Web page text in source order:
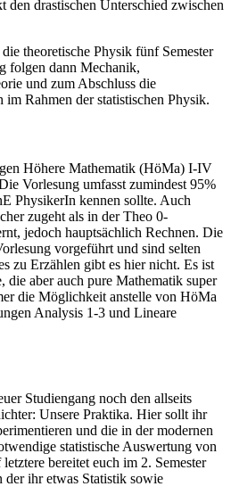
den drastischen Unterschied zwischen
theoretische Physik fünf Semester
folgen dann Mechanik,
und zum Abschluss die
Rahmen der statistischen Physik.
Höhere Mathematik (HöMa) I-IV
Vorlesung umfasst zumindest 95%
PhysikerIn kennen sollte. Auch
zugeht als in der Theo 0-
jedoch hauptsächlich Rechnen. Die
vorgeführt und sind selten
zu Erzählen gibt es hier nicht. Es ist
die aber auch pure Mathematik super
die Möglichkeit anstelle von HöMa
Analysis 1-3 und Lineare
Studiengang noch den allseits
Unsere Praktika. Hier sollt ihr
und die in der modernen
statistische Auswertung von
bereitet euch im 2. Semester
ihr etwas Statistik sowie